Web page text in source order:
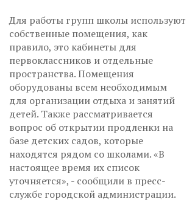
Для работы групп школы используют
собственные помещения, как
правило, это кабинеты для
первоклассников и отдельные
пространства. Помещения
оборудованы всем необходимым
для организации отдыха и занятий
детей. Также рассматривается
вопрос об открытии продленки на
базе детских садов, которые
находятся рядом со школами. «В
настоящее время их список
уточняется», - сообщили в пресс-
службе городской администрации.